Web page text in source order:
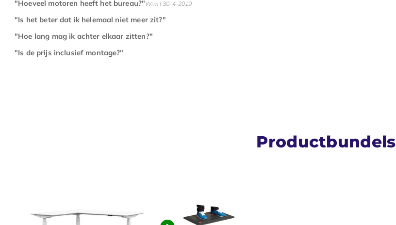
"Hoeveel motoren heeft het bureau?"Wim | 30-4-2019
"Is het beter dat ik helemaal niet meer zit?"
"Hoe lang mag ik achter elkaar zitten?"
"Is de prijs inclusief montage?"
Productbundels